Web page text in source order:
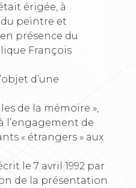
érigée, à
peintre et
présence du
François
d’une
de la mémoire »,
l’engagement de
« étrangers » aux
le 7 avril 1992 par
de la présentation